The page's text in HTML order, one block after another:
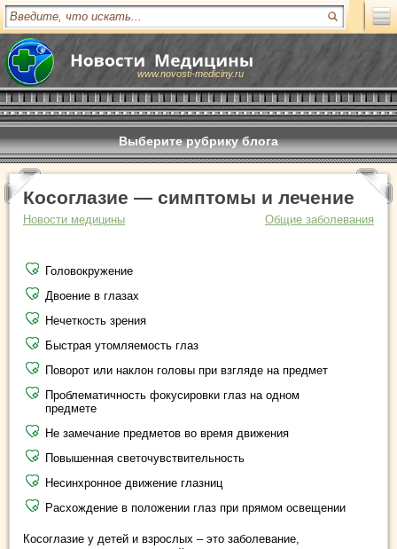
www.novosti-mediciny.ru
Выберите рубрику блога
Косоглазие — симптомы и лечение
Новости медицины Общие заболевания
Головокружение
Двоение в глазах
Нечеткость зрения
Быстрая утомляемость глаз
Поворот или наклон головы при взгляде на предмет
Проблематичность фокусировки глаз на одном
предмете
Не замечание предметов во время движения
Повышенная светочувствительность
Несинхронное движение глазниц
Расхождение в положении глаз при прямом освещении
Косоглазие у детей и взрослых – это заболевание,